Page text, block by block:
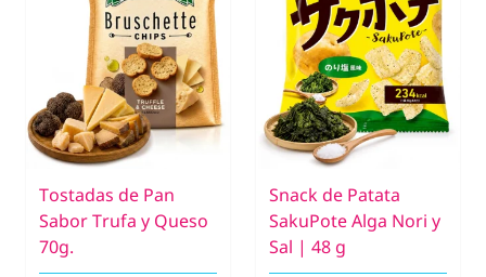
Tostadas de Pan
Sabor Trufa y Queso
70g.
Snack de Patata
SakuPote Alga Nori y
Sal | 48 g